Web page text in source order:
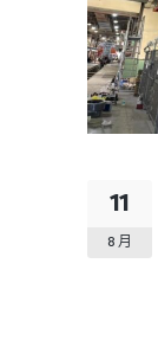
11
8 月